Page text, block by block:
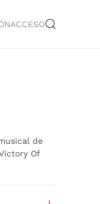
ACCESO
de
Of